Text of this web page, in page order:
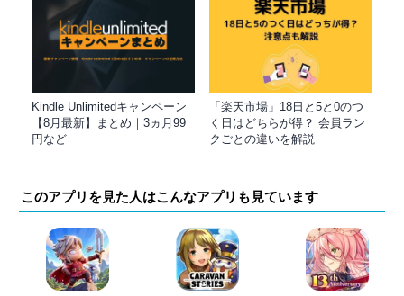
Kindle Unlimitedキャンペーン
【8月最新】まとめ｜3ヵ月99
円など
「楽天市場」18日と5と0のつ
く日はどちらが得？ 会員ラン
クごとの違いを解説
このアプリを見た人はこんなアプリも見ています